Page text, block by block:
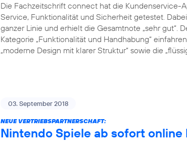
Die Fachzeitschrift connect hat die Kundenservice-
Service, Funktionalität und Sicherheit getestet.
ganzer Linie und erhielt die Gesamtnote „sehr gut“.
Kategorie „Funktionalität und Handhabung“
„moderne Design mit klarer Struktur“ sowie die
03. September 2018
NEUE VERTRIEBSPARTNERSCHAFT:
Nintendo Spiele ab sofort online